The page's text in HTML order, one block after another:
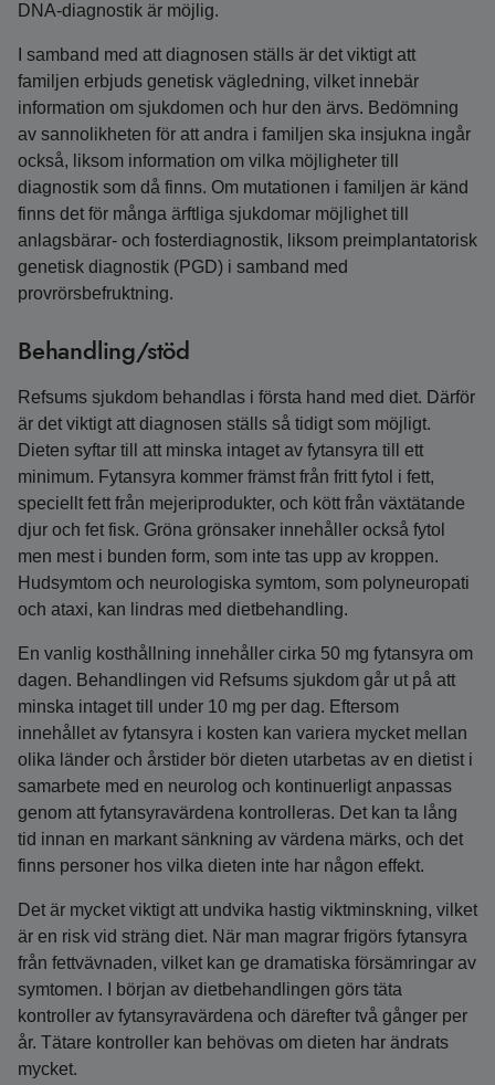
DNA-diagnostik är möjlig.
I samband med att diagnosen ställs är det viktigt att
familjen erbjuds genetisk vägledning, vilket innebär
information om sjukdomen och hur den ärvs. Bedömning
av sannolikheten för att andra i familjen ska insjukna ingår
också, liksom information om vilka möjligheter till
diagnostik som då finns. Om mutationen i familjen är känd
finns det för många ärftliga sjukdomar möjlighet till
anlagsbärar- och fosterdiagnostik, liksom preimplantatorisk
genetisk diagnostik (PGD) i samband med
provrörsbefruktning.
Behandling/stöd
Refsums sjukdom behandlas i första hand med diet. Därför
är det viktigt att diagnosen ställs så tidigt som möjligt.
Dieten syftar till att minska intaget av fytansyra till ett
minimum. Fytansyra kommer främst från fritt fytol i fett,
speciellt fett från mejeriprodukter, och kött från växtätande
djur och fet fisk. Gröna grönsaker innehåller också fytol
men mest i bunden form, som inte tas upp av kroppen.
Hudsymtom och neurologiska symtom, som polyneuropati
och ataxi, kan lindras med dietbehandling.
En vanlig kosthållning innehåller cirka 50 mg fytansyra om
dagen. Behandlingen vid Refsums sjukdom går ut på att
minska intaget till under 10 mg per dag. Eftersom
innehållet av fytansyra i kosten kan variera mycket mellan
olika länder och årstider bör dieten utarbetas av en dietist i
samarbete med en neurolog och kontinuerligt anpassas
genom att fytansyravärdena kontrolleras. Det kan ta lång
tid innan en markant sänkning av värdena märks, och det
finns personer hos vilka dieten inte har någon effekt.
Det är mycket viktigt att undvika hastig viktminskning, vilket
är en risk vid sträng diet. När man magrar frigörs fytansyra
från fettvävnaden, vilket kan ge dramatiska försämringar av
symtomen. I början av dietbehandlingen görs täta
kontroller av fytansyravärdena och därefter två gånger per
år. Tätare kontroller kan behövas om dieten har ändrats
mycket.